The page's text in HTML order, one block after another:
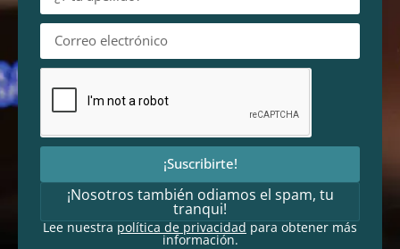
¡Suscribirte!
¡Nosotros también odiamos el spam, tu
tranqui!
Lee nuestrapolítica de privacidadpara obtener más
información.